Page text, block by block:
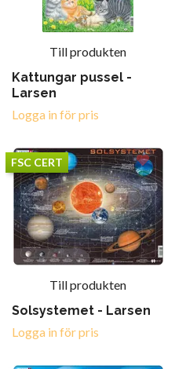
Till produkten
Kattungar pussel -
Larsen
Logga in för pris
FSC CERT
Till produkten
Solsystemet - Larsen
Logga in för pris